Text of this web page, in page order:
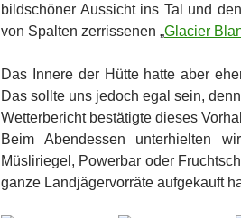
bildschöner Aussicht ins Tal und
von Spalten zerrissenen „Glacier
Das Innere der Hütte hatte aber
Das sollte uns jedoch egal sein,
Wetterbericht bestätigte dieses
Beim Abendessen unterhielten
Müsliriegel, Powerbar oder
ganze Landjägervorräte aufgekauft